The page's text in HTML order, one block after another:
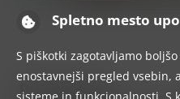
Dodaj odgovor
Spletno mesto
S piškotki zagotavljamo
enostavnejši pregled vsebin,